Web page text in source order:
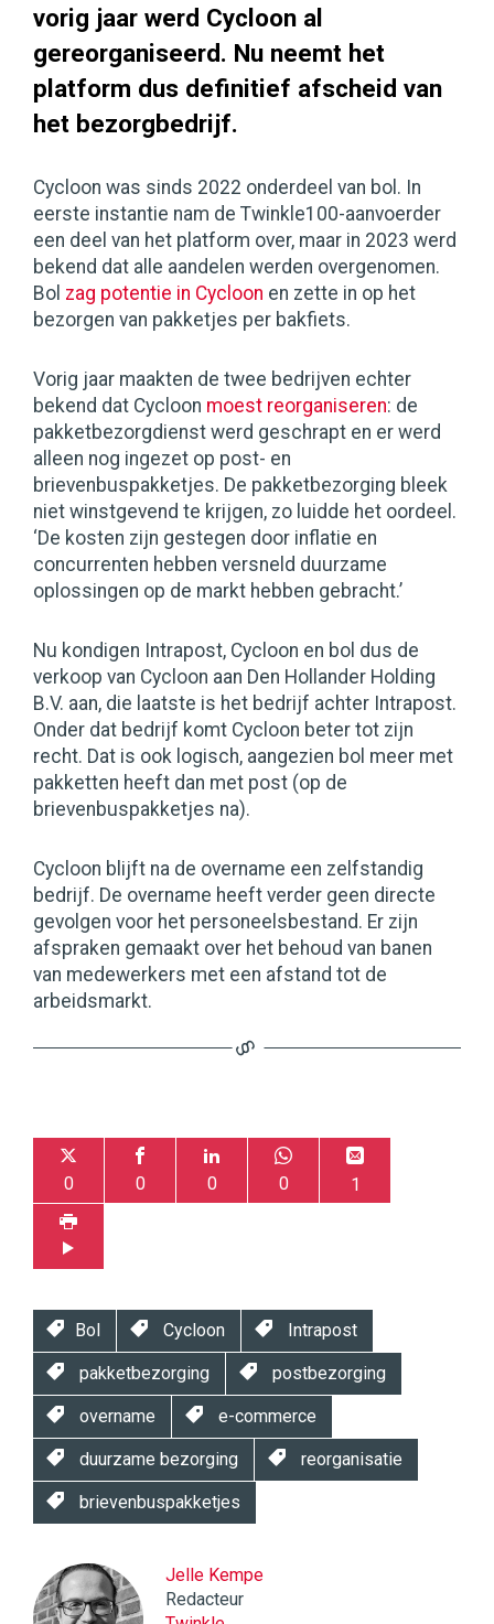
vorig jaar werd Cycloon al
gereorganiseerd. Nu neemt het
platform dus definitief afscheid van
het bezorgbedrijf.
Cycloon was sinds 2022 onderdeel van bol. In
eerste instantie nam de Twinkle100-aanvoerder
een deel van het platform over, maar in 2023 werd
bekend dat alle aandelen werden overgenomen.
Bol zag potentie in Cycloon en zette in op het
bezorgen van pakketjes per bakfiets.
Vorig jaar maakten de twee bedrijven echter
bekend dat Cycloon moest reorganiseren: de
pakketbezorgdienst werd geschrapt en er werd
alleen nog ingezet op post- en
brievenbuspakketjes. De pakketbezorging bleek
niet winstgevend te krijgen, zo luidde het oordeel.
‘De kosten zijn gestegen door inflatie en
concurrenten hebben versneld duurzame
oplossingen op de markt hebben gebracht.’
Nu kondigen Intrapost, Cycloon en bol dus de
verkoop van Cycloon aan Den Hollander Holding
B.V. aan, die laatste is het bedrijf achter Intrapost.
Onder dat bedrijf komt Cycloon beter tot zijn
recht. Dat is ook logisch, aangezien bol meer met
pakketten heeft dan met post (op de
brievenbuspakketjes na).
Cycloon blijft na de overname een zelfstandig
bedrijf. De overname heeft verder geen directe
gevolgen voor het personeelsbestand. Er zijn
afspraken gemaakt over het behoud van banen
van medewerkers met een afstand tot de
arbeidsmarkt.
0 0 0 0 1
Bol Cycloon Intrapost
pakketbezorging postbezorging
overname e-commerce
duurzame bezorging reorganisatie
brievenbuspakketjes
Jelle Kempe
Redacteur